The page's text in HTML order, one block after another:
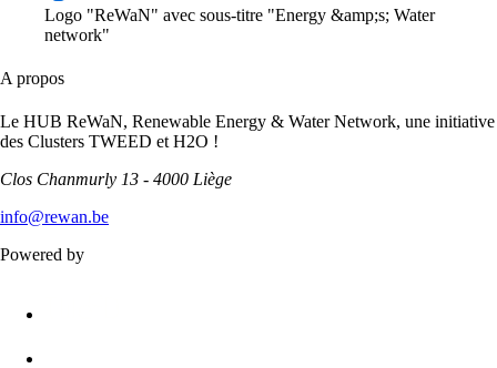
Logo "ReWaN" avec sous-titre "Energy &amp;s; Water
network"
A propos
Le HUB ReWaN, Renewable Energy & Water Network, une initiative
des Clusters TWEED et H2O !
Clos Chanmurly 13 - 4000 Liège
info@rewan.be
Powered by